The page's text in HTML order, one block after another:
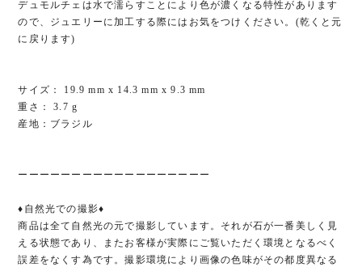
デュモルチェは水で濡らすことにより色が濃くなる特性があります
ので、ジュエリーに加工する際にはお気をつけください。(乾くと元
に戻ります)
サイズ： 19.9 mm x 14.3 mm x 9.3 mm
重さ： 3.7 g
産地：ブラジル
ーーーーーーーーーーーーーーーーーー
♦︎自然光での撮影♦︎
商品は全て自然光の元で撮影しています。それが石が一番美しく見
える状態であり、またお客様が実際にご覧いただく環境となるべく
誤差をなくす為です。撮影環境により画像の色味がその都度異なる